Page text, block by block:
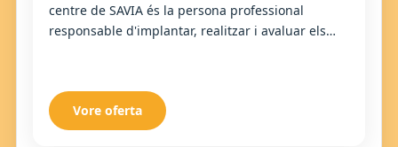
centre de SAVIA és la persona professional
responsable d'implantar, realitzar i avaluar els
Vore oferta